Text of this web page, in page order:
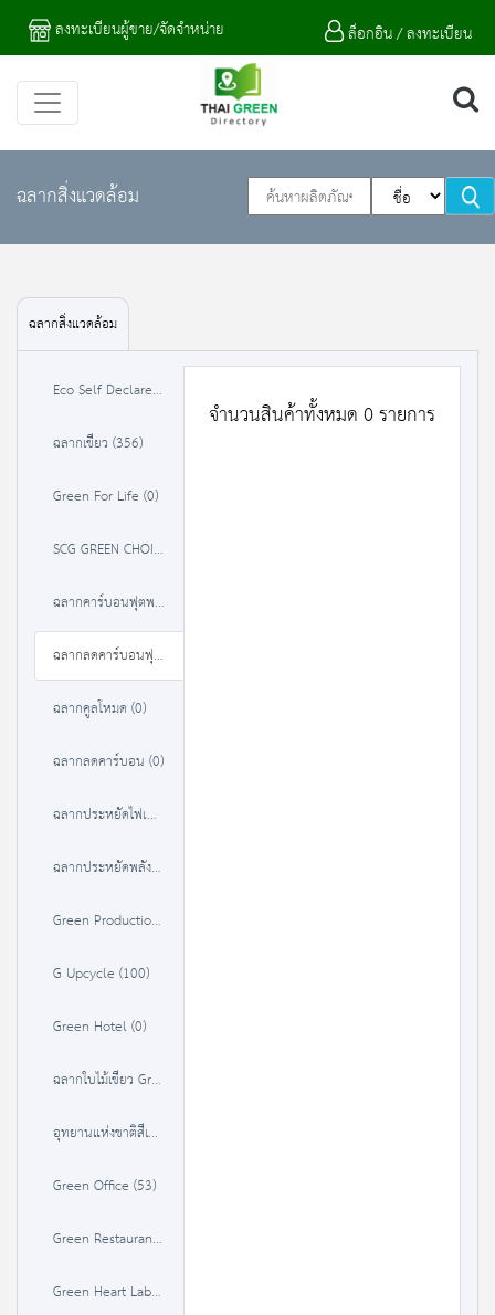
ลงทะเบียนผู้ขาย/จัดจำหน่าย ล็อกอิน / ลงทะเบียน
ฉลากสิ่งแวดล้อม
ฉลากสิ่งแวดล้อม
Eco Self Declare (0)
ฉลากเขียว (356)
Green For Life (0)
SCG GREEN CHOICE (37)
ฉลากคาร์บอนฟุตพริ้นท์ (84)
ฉลากลดคาร์บอนฟุตพริ้นท์ (0)
ฉลากคูลโหมด (0)
ฉลากลดคาร์บอน (0)
ฉลากประหยัดไฟเบอร์ 5 (9302)
ฉลากประหยัดพลังงานประสิทธิภาพสูง (3238)
Green Production (22)
G Upcycle (100)
Green Hotel (0)
ฉลากใบไม้เขียว Green Leaf (0)
อุทยานแห่งชาติสีเขียว (37)
Green Office (53)
Green Restaurant (35)
Green Heart Label (36)
จำนวนสินค้าทั้งหมด 0 รายการ